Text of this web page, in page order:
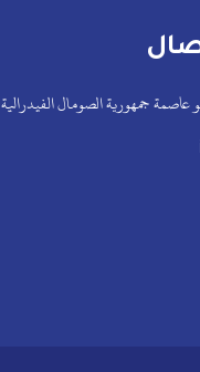
جمهورية الصومال الفيدرالية